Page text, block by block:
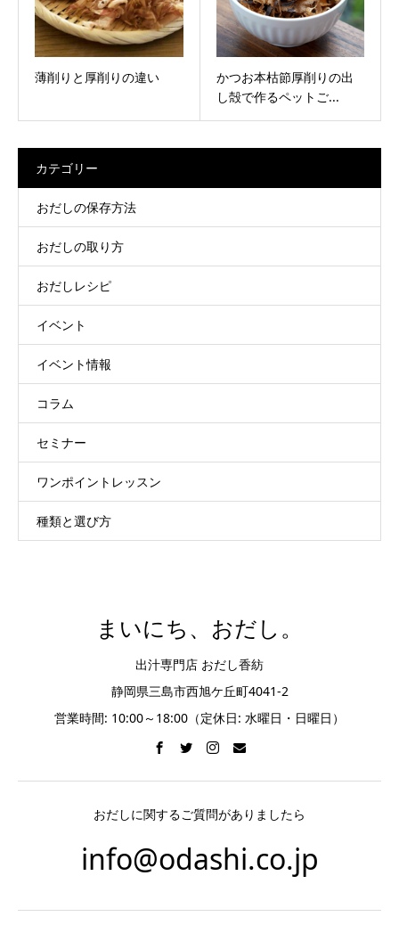
薄削りと厚削りの違い
かつお本枯節厚削りの出
し殻で作るペットご...
カテゴリー
おだしの保存方法
おだしの取り方
おだしレシピ
イベント
イベント情報
コラム
セミナー
ワンポイントレッスン
種類と選び方
まいにち、おだし。
出汁専門店 おだし香紡
静岡県三島市西旭ケ丘町4041-2
営業時間: 10:00～18:00（定休日: 水曜日・日曜日）
おだしに関するご質問がありましたら
info@odashi.co.jp